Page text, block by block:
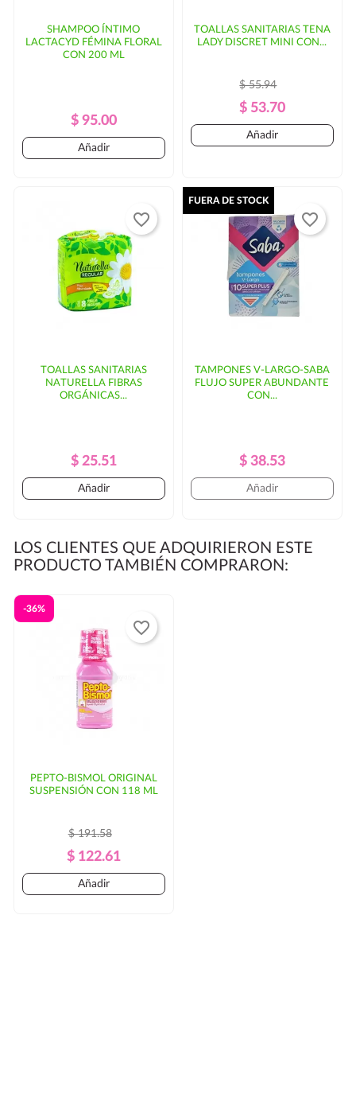
SHAMPOO ÍNTIMO
LACTACYD FÉMINA FLORAL
CON 200 ML
Precio
Regular
Precio
$ 95.00
Añadir
TOALLAS SANITARIAS TENA
LADY DISCRET MINI CON...
Precio
Regular
$ 55.94
Precio
$ 53.70
Añadir
TOALLAS SANITARIAS
NATURELLA FIBRAS
ORGÁNICAS...
Precio
Regular
Precio
$ 25.51
Añadir
favorite_border
TAMPONES V-LARGO-SABA
FLUJO SUPER ABUNDANTE
CON...
Precio
Regular
Precio
$ 38.53
FUERA DE STOCK
Añadir
favorite_border
LOS CLIENTES QUE ADQUIRIERON ESTE
PRODUCTO TAMBIÉN COMPRARON:
PEPTO-BISMOL ORIGINAL
SUSPENSIÓN CON 118 ML
Precio
Regular
$ 191.58
Precio
$ 122.61
-36%
Añadir
favorite_border